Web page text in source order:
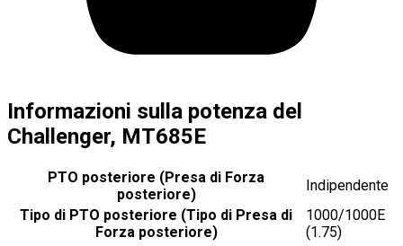
Informazioni sulla potenza del
Challenger, MT685E
PTO posteriore (Presa di Forza
posteriore)
Indipendente
Tipo di PTO posteriore (Tipo di Presa di
Forza posteriore)
1000/1000E
(1.75)